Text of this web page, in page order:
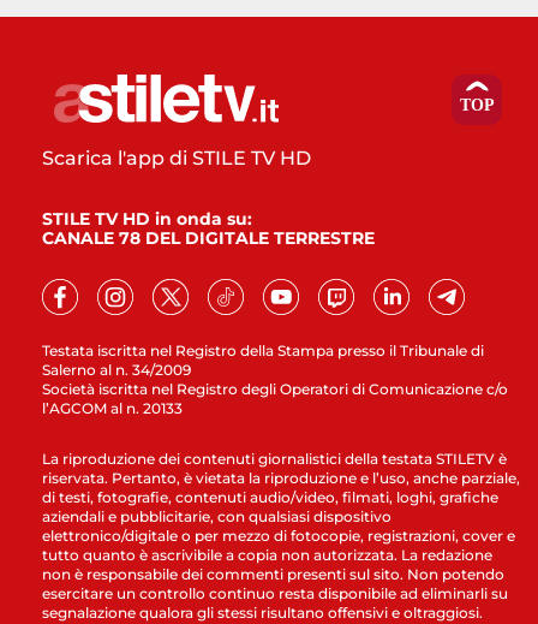
Testata iscritta nel Registro della Stampa presso il Tribunale di
Salerno al n. 34/2009
Società iscritta nel Registro degli Operatori di Comunicazione c/o
l’AGCOM al n. 20133
Scarica l'app di STILE TV HD
STILE TV HD in onda su:
CANALE 78 DEL DIGITALE TERRESTRE
La riproduzione dei contenuti giornalistici della testata STILETV è
riservata. Pertanto, è vietata la riproduzione e l’uso, anche parziale,
di testi, fotografie, contenuti audio/video, filmati, loghi, grafiche
aziendali e pubblicitarie, con qualsiasi dispositivo
elettronico/digitale o per mezzo di fotocopie, registrazioni, cover e
tutto quanto è ascrivibile a copia non autorizzata. La redazione
non è responsabile dei commenti presenti sul sito. Non potendo
esercitare un controllo continuo resta disponibile ad eliminarli su
segnalazione qualora gli stessi risultano offensivi e oltraggiosi.